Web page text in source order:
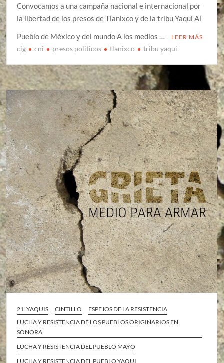
Convocamos a una campaña nacional e internacional por
la libertad de los presos de Tlanixco y de la tribu Yaqui Al
Pueblo de México y del mundo A los medios …
LEER MÁS
cig cni presos politicos tlanixco tribu yaqui
21. YAQUIS CINTILLO
ESPEJOS DE LA RESISTENCIA
LUCHA Y RESISTENCIA DE LOS PUEBLOS ORIGINARIOS EN
SONORA
LUCHA Y RESISTENCIA DEL PUEBLO MAYO
LUCHA Y RESISTENCIA DEL PUEBLO YAQUI